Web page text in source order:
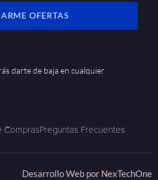
OFERTAS
darte de baja en cualquier
ComprasPreguntas Frecuentes
Desarrollo Web por NexTechOne